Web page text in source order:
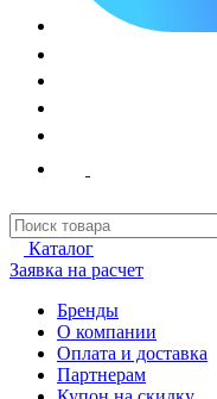
Каталог
Заявка на расчет
Бренды
О компании
Оплата и доставка
Партнерам